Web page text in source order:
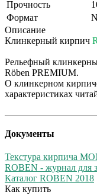
Прочность
Формат
Описание
Клинкерный кирпич
Рельефный
Röben PREMIUM.
О клинкерном
характеристиках
Документы
Текстура кирпича
ROBEN - журнал для
Каталог ROBEN 2018
Как купить